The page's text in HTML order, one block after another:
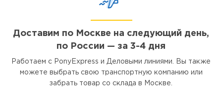
Доставим по Москве на следующий день,
по России — за 3-4 дня
Работаем с PonyExpress и Деловыми линиями. Вы также
можете выбрать свою транспортную компанию или
забрать товар со склада в Москве.